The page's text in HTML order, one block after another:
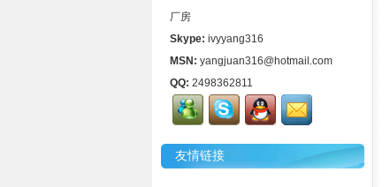
厂房
Skype: ivyyang316
MSN: yangjuan316@hotmail.com
QQ: 2498362811
友情链接